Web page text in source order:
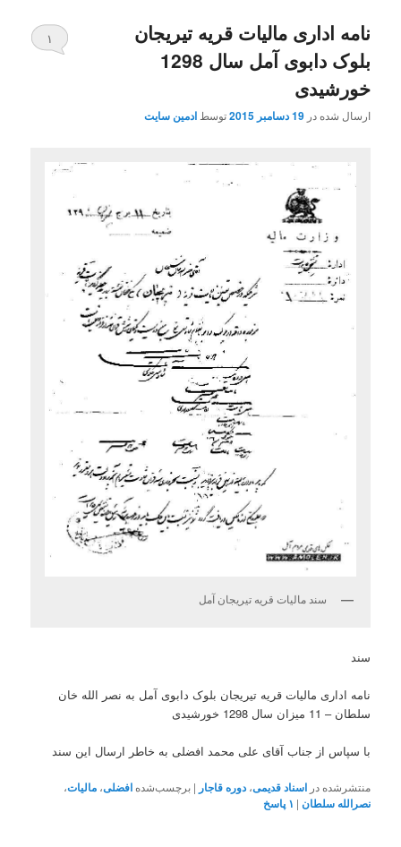
نامه اداری مالیات قریه تیریجان
بلوک دابوی آمل سال 1298
خورشیدی
ارسال شده در19 دسامبر 2015 توسطادمین سایت
۱
سند مالیات قریه تیریجان آمل
سند
نامه اداری مالیات قریه تیریجان بلوک دابوی آمل به نصر الله خان
سلطان – 11 میزان سال 1298 خورشیدی
با سپاس از جناب آقای علی محمد افضلی به خاطر ارسال این سند
منتشرشده در اسناد قدیمی،دوره قاجار |برچسب‌شده افضلی،مالیات،
نصرالله سلطان | ۱پاسخ